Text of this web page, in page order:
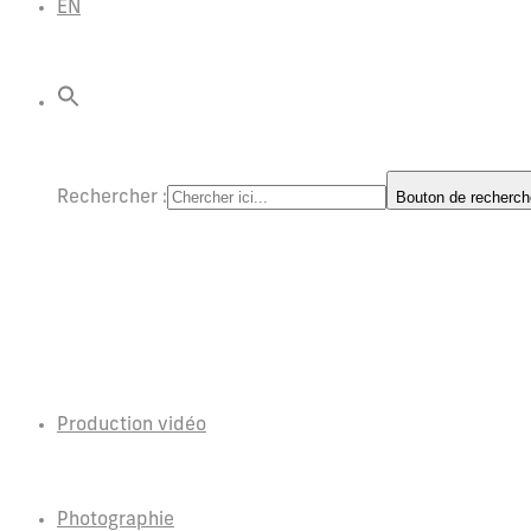
EN
Rechercher : Bouton de
Production vidéo
Photographie